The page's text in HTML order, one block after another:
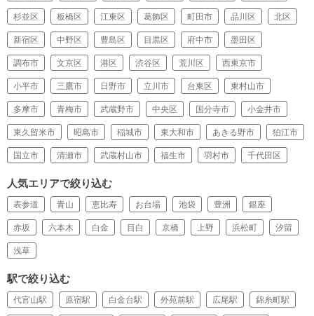
杉並区 板橋区 江東区 葛飾区 町田市 品川区 北区
新宿区 中野区 豊島区 目黒区 府中市 墨田区
調布市 文京区 港区 渋谷区 荒川区 西東京市
小平市 三鷹市 日野市 立川市 台東区 東村山市
多摩市 青梅市 武蔵野市 中央区 国分寺市 小金井市
東久留米市 昭島市 稲城市 東大和市 あきる野市 狛江市
国立市 清瀬市 武蔵村山市 福生市 羽村市 千代田区
人気エリアで絞り込む
表参道 青山 恵比寿 お台場 池袋 豊洲 銀座
赤坂 六本木 白金 目白 京橋 上野 浜松町 汐留
浅草
駅で絞り込む
代官山駅 原宿駅 白金台駅 外苑前駅 広尾駅 錦糸町駅